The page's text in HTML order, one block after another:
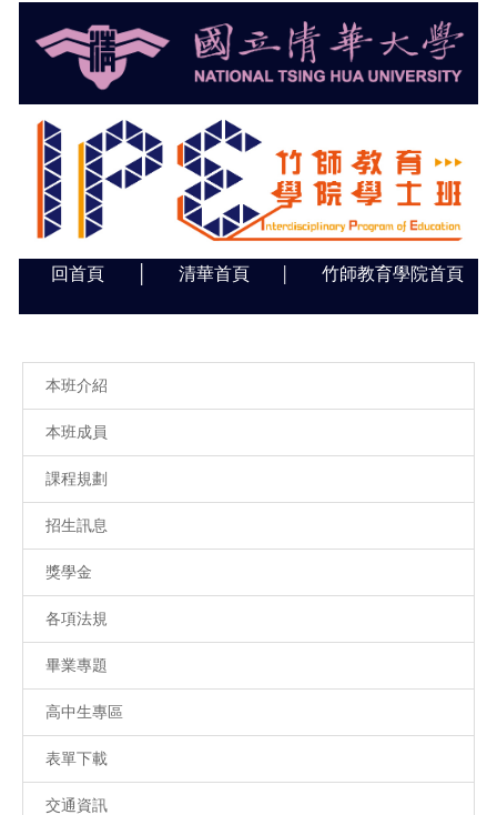
內
回首頁 清華首頁 竹師教育學院首頁
本班介紹
本班成員
課程規劃
招生訊息
獎學金
各項法規
畢業專題
高中生專區
表單下載
交通資訊